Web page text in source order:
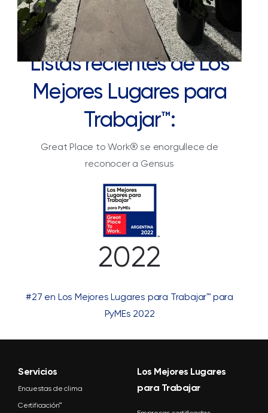
Listas recientes de Los
Mejores Lugares para
Trabajar™:
Great Place to Work® se enorgullece de
reconocer a Gensus
2022
#27 en Los Mejores Lugares para Trabajar™ para
PyMEs 2022
Servicios
Encuestas de clima
Certificación™
Los Mejores Lugares
para Trabajar